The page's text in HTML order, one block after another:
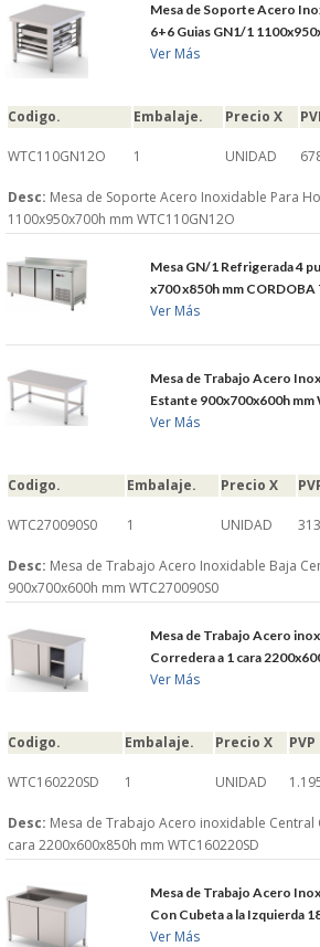
Mesa de Soporte Acero
6+6 Guias GN1/1
Ver Más
Codigo. Embalaje. Precio X
WTC110GN12O 1 UNIDAD
Desc: Mesa de Soporte Acero Inoxidable Para
1100x950x700h mm WTC110GN12O
Mesa GN/1 Refrigerada 4
x700 x850h mm
Ver Más
Mesa de Trabajo Acero
Estante 900x700x600h
Ver Más
Codigo. Embalaje. Precio X
WTC270090S0 1 UNIDAD
Desc: Mesa de Trabajo Acero Inoxidable Baja
900x700x600h mm WTC270090S0
Mesa de Trabajo Acero
Corredera a 1 cara
Ver Más
Codigo. Embalaje. Precio X PVP
WTC160220SD 1 UNIDAD
Desc: Mesa de Trabajo Acero inoxidable Central
cara 2200x600x850h mm WTC160220SD
Mesa de Trabajo Acero
Con Cubeta a la Izquierda
Ver Más